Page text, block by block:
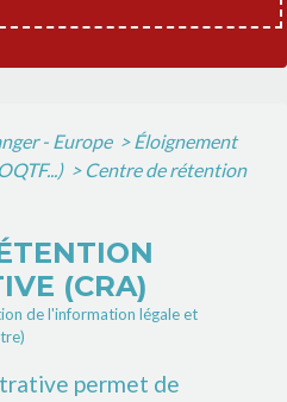
- Europe > Éloignement
> Centre de rétention
(CRA)
de l'information légale et
permet de